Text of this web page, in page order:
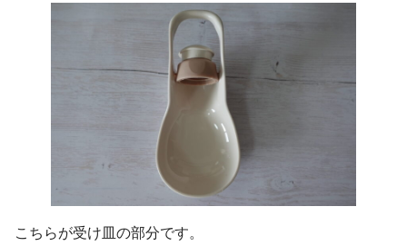
こちらが受け皿の部分です。